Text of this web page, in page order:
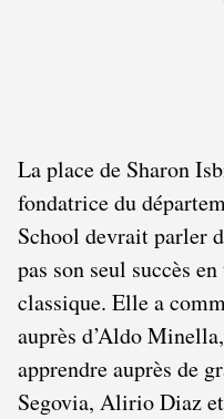
La place de Sharon
fondatrice du
School devrait parler
pas son seul succès
classique. Elle a
auprès d’Aldo
apprendre auprès de
Segovia, Alirio Diaz